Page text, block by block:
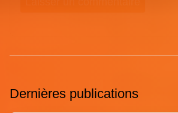
Dernières publications